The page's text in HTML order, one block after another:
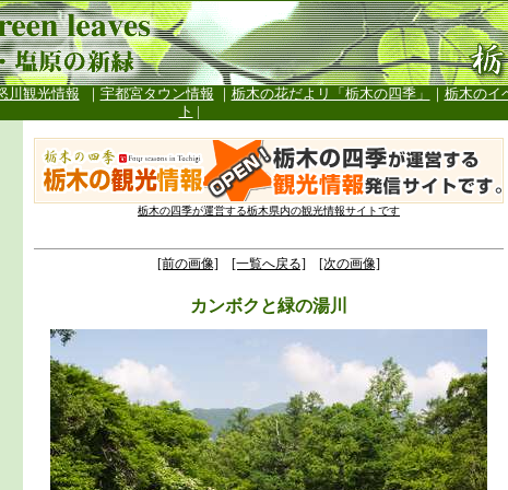
川観光情報 ｜ 宇都宮タウン情報 ｜ 栃木の花だよリ「栃木の四季」 ｜ 栃木のイ
ト |
栃木の四季が運営する栃木県内の観光情報サイトです
[前の画像] [一覧へ戻る] [次の画像]
カンボクと緑の湯川